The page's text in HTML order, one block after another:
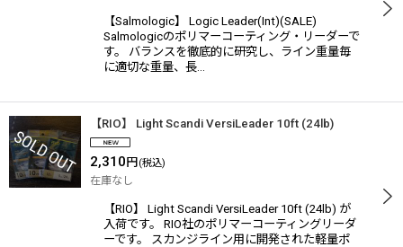
【Salmologic】 Logic Leader(Int)(SALE)
Salmologicのポリマーコーティング・リーダーで
す。 バランスを徹底的に研究し、ライン重量毎
に適切な重量、長…
【RIO】 Light Scandi VersiLeader 10ft (24lb)
2,310 円 (税込)
在庫なし
【RIO】 Light Scandi VersiLeader 10ft (24lb) が
入荷です。 RIO社のポリマーコーティングリーダ
ーです。 スカンジライン用に開発された軽量ポ